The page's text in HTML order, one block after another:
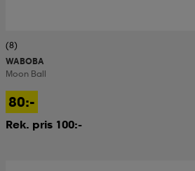
(8)
WABOBA
Moon Ball
80:-
Rek. pris 100:-